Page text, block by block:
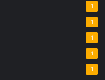
1
1
1
1
1